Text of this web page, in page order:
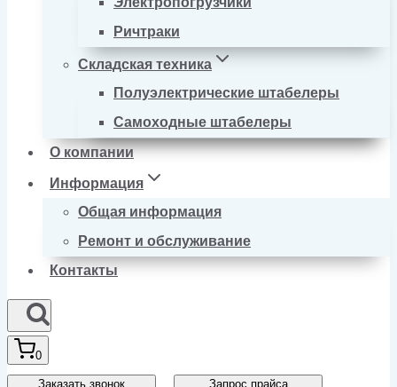
Ричтраки
Складская техника
Полуэлектрические штабелеры
Самоходные штабелеры
О компании
Информация
Общая информация
Ремонт и обслуживание
Контакты
0
Заказать звонок Запрос прайса